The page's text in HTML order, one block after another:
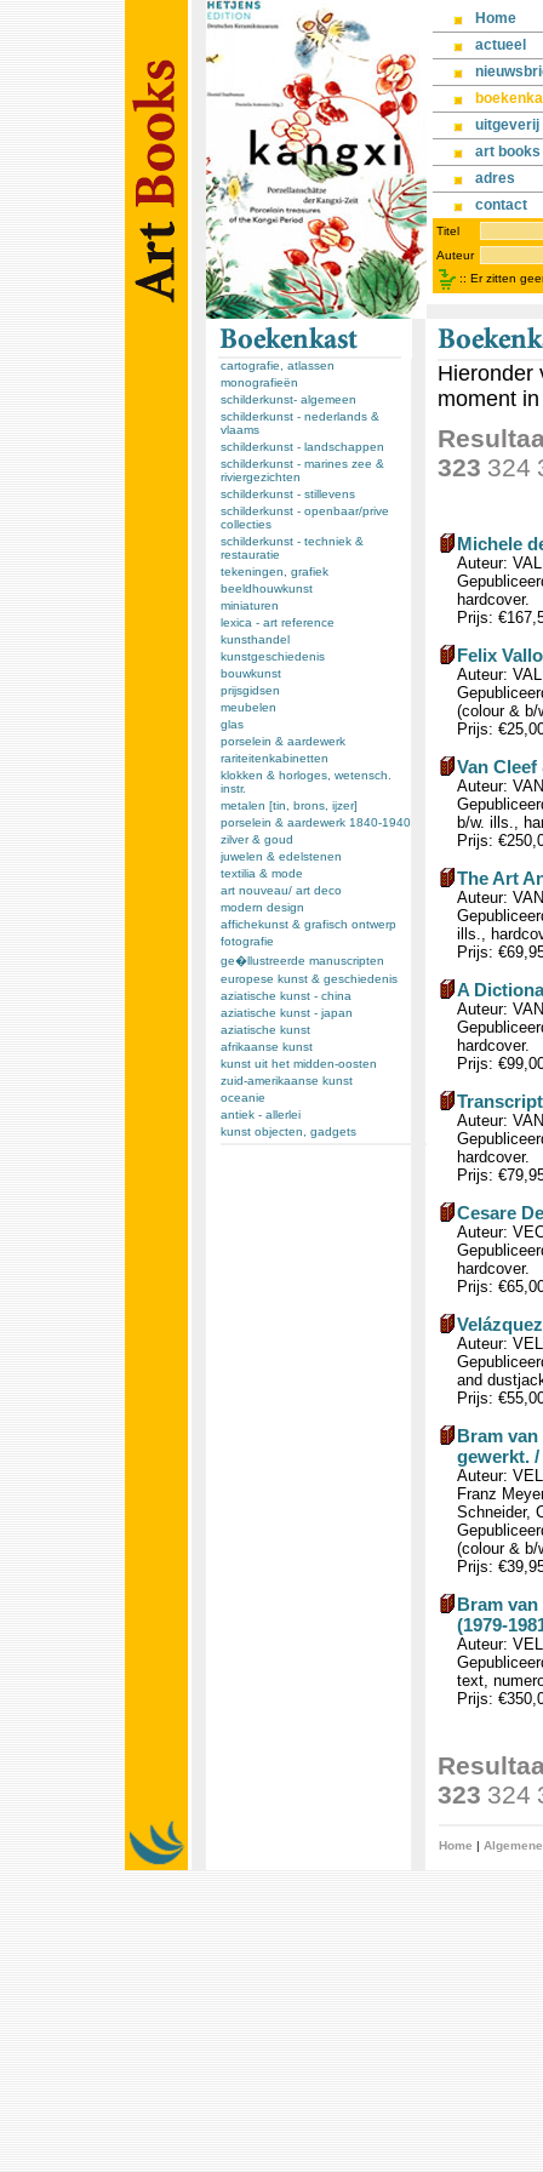
Home
actueel
uitgeverij
art books
adres
contact
Titel
Auteur
:: Er zitten
cartografie, atlassen
monografieën
schilderkunst- algemeen
schilderkunst - nederlands &
vlaams
schilderkunst - landschappen
schilderkunst - marines zee &
riviergezichten
schilderkunst - stillevens
schilderkunst - openbaar/prive
collecties
schilderkunst - techniek &
restauratie
tekeningen, grafiek
beeldhouwkunst
miniaturen
lexica - art reference
kunsthandel
kunstgeschiedenis
bouwkunst
prijsgidsen
meubelen
glas
porselein & aardewerk
rariteitenkabinetten
klokken & horloges, wetensch.
instr.
metalen [tin, brons, ijzer]
porselein & aardewerk 1840-1940
zilver & goud
juwelen & edelstenen
textilia & mode
art nouveau/ art deco
modern design
affichekunst & grafisch ontwerp
fotografie
ge�llustreerde manuscripten
europese kunst & geschiedenis
aziatische kunst - china
aziatische kunst - japan
aziatische kunst
afrikaanse kunst
kunst uit het midden-oosten
zuid-amerikaanse kunst
oceanie
antiek - allerlei
kunst objecten, gadgets
Hieronder
moment
323 324
Michele
Auteur:
hardcover.
Prijs:
Felix
Auteur:
(colour & b/
Prijs:
Van
Auteur:
b/w. ills.,
Prijs:
The Art
Auteur:
ills.,
Prijs:
A
Auteur:
hardcover.
Prijs:
Auteur:
hardcover.
Prijs:
Cesare
Auteur:
hardcover.
Prijs:
Auteur:
and
Prijs:
Bram van
gewerkt. /
Auteur:
Franz
Schneider,
(colour & b/
Prijs:
Bram van
(1979-
Auteur:
text,
Prijs:
323 324
Home |